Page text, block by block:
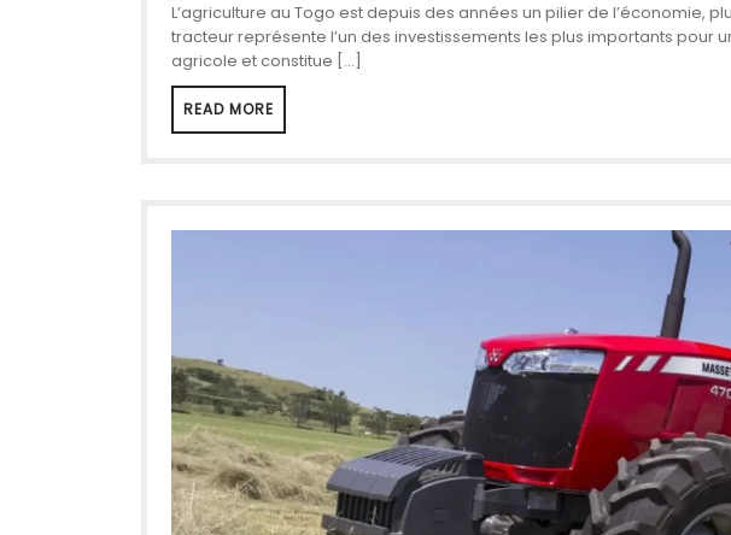
L’agriculture au Togo est depuis des années un pilier de l’économie,
tracteur représente l’un des investissements les plus importants
agricole et constitue […]
READ MORE